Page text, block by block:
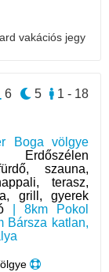
vakációs jegy
Boga völgye
|
Erdőszélen
szauna,
terasz,
grill, gyerek
| 8km Pokol
Bársza katlan,
1 - 18
5
6